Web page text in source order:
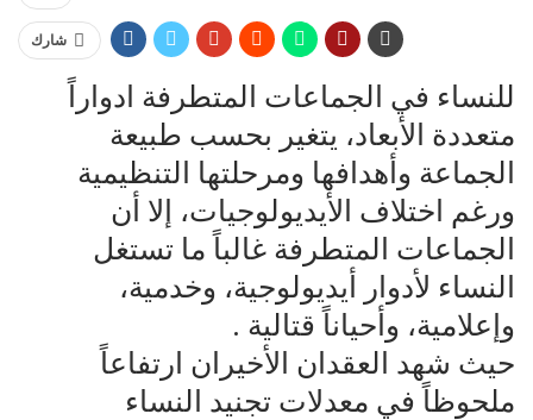
شارك
ل‍‍لنساء في الجماعات المتطرفة‌‌ ادواراً
متعددة الأبعاد، يتغير بحسب طبيعة‌‌
الجماعة وأهدافها ومرحلتها التنظيمية
ورغم اختلاف الأيديولوجيات، إلا أن‌‌
الجماعات المتطرفة غالباً ما تستغل
النساء لأدوار‌‌ ‌‌أيديولوجية، وخدمية،‌‌
وإعلامية، وأحياناً قتالية‌‌ .
حيث شهد العقدان الأخيران ارتفاعاً
ملحوظاً في معدلات تجنيد النساء‌‌